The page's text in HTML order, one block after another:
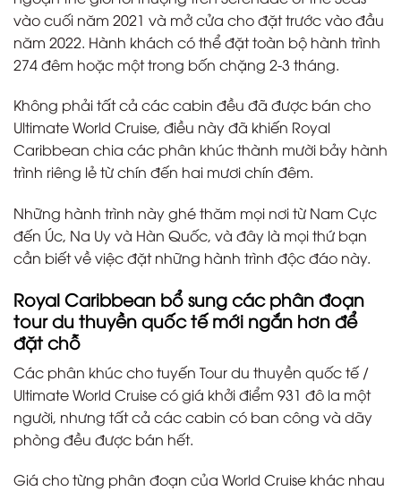
vào cuối năm 2021 và mở cửa cho đặt trước vào đầu
năm 2022. Hành khách có thể đặt toàn bộ hành trình
274 đêm hoặc một trong bốn chặng 2-3 tháng.
Không phải tất cả các cabin đều đã được bán cho
Ultimate World Cruise, điều này đã khiến Royal
Caribbean chia các phân khúc thành mười bảy hành
trình riêng lẻ từ chín đến hai mươi chín đêm.
Những hành trình này ghé thăm mọi nơi từ Nam Cực
đến Úc, Na Uy và Hàn Quốc, và đây là mọi thứ bạn
cần biết về việc đặt những hành trình độc đáo này.
Royal Caribbean bổ sung các phân đoạn
tour du thuyền quốc tế mới ngắn hơn để
đặt chỗ
Các phân khúc cho tuyến Tour du thuyền quốc tế /
Ultimate World Cruise có giá khởi điểm 931 đô la một
người, nhưng tất cả các cabin có ban công và dãy
phòng đều được bán hết.
Giá cho từng phân đoạn của World Cruise khác nhau